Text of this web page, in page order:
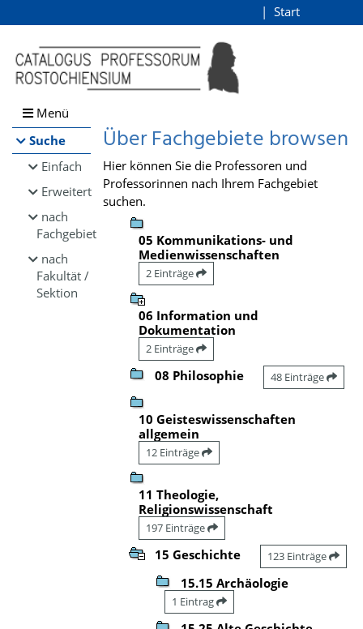
Browsen
direkt zum Inhalt
Start
Menü
Suche
Einfach
Erweitert
nach
Fachgebiet
nach
Fakultät /
Sektion
Über Fachgebiete browsen
Hier können Sie die Professoren und
Professorinnen nach Ihrem Fachgebiet
suchen.
05 Kommunikations- und
Medienwissenschaften
2 Einträge
06 Information und
Dokumentation
2 Einträge
08 Philosophie 48 Einträge
10 Geisteswissenschaften
allgemein
12 Einträge
11 Theologie,
Religionswissenschaft
197 Einträge
15 Geschichte 123 Einträge
15.15 Archäologie
1 Eintrag